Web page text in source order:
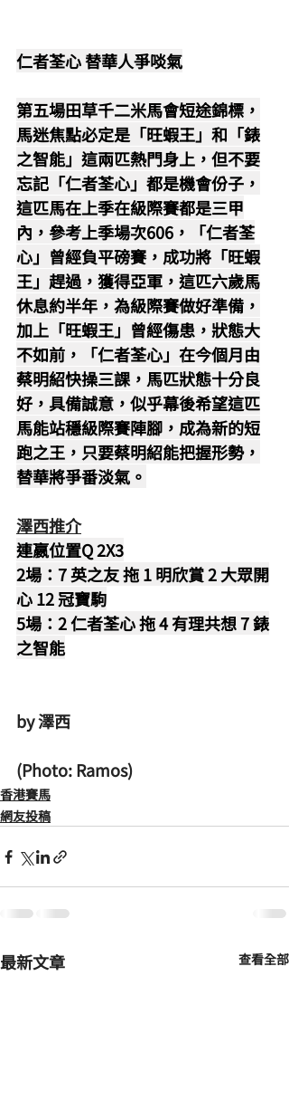
仁者荃心 替華人爭啖氣
第五場田草千二米馬會短途錦標，
馬迷焦點必定是「旺蝦王」和「錶
之智能」這兩匹熱門身上，但不要
忘記「仁者荃心」都是機會份子，
這匹馬在上季在級際賽都是三甲
內，參考上季場次606，「仁者荃
心」曾經負平磅賽，成功將「旺蝦
王」趕過，獲得亞軍，這匹六歲馬
休息約半年，為級際賽做好準備，
加上「旺蝦王」曾經傷患，狀態大
不如前，「仁者荃心」在今個月由
蔡明紹快操三課，馬匹狀態十分良
好，具備誠意，似乎幕後希望這匹
馬能站穩級際賽陣腳，成為新的短
跑之王，只要蔡明紹能把握形勢，
替華將爭番淡氣。
澤西推介
連嬴位置Q 2X3
2場：7 英之友 拖 1 明欣賞 2 大眾開
心 12 冠寶駒
5場：2 仁者荃心 拖 4 有理共想 7 錶
之智能
by 澤西
(Photo: Ramos)
香港賽馬
網友投稿
最新文章 查看全部